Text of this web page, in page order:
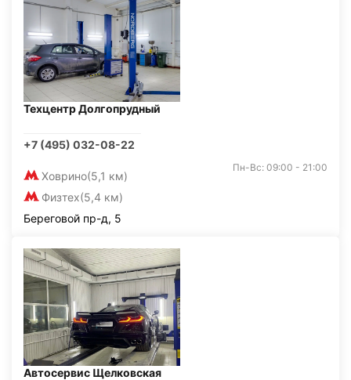
Техцентр Долгопрудный
+7 (495) 032-08-22
Ховрино(5,1 км)
Физтех(5,4 км)
Пн-Вс: 09:00 - 21:00
Береговой пр-д, 5
Автосервис Щелковская